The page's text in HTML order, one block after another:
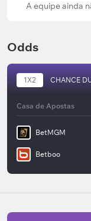
A equipe ainda
Odds
1X2 CHANCE
Casa de Apostas
BetMGM
Betboo